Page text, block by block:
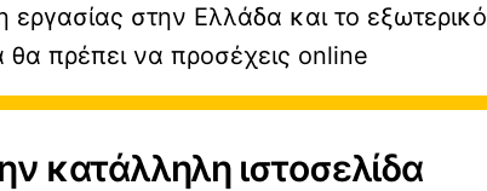
εργασίας στην Ελλάδα και το εξωτερικό
πρέπει να προσέχεις online
κατάλληλη ιστοσελίδα